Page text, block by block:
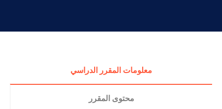
معلومات المقرر الدراسي
محتوى المقرر